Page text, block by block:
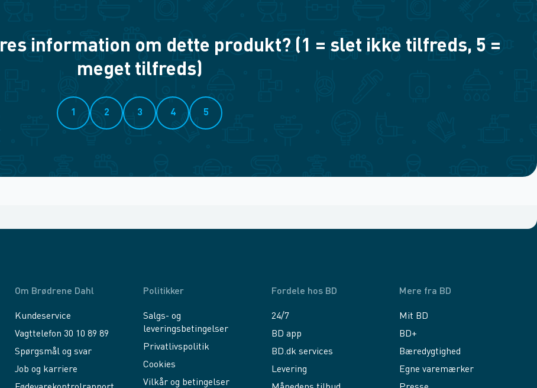
information om dette produkt? (1 = slet ikke tilfreds, 5 =
meget tilfreds)
1 2 3 4 5
Om Brødrene Dahl
Kundeservice
Vagttelefon 30 10 89 89
Spørgsmål og svar
Job og karriere
Politikker
Salgs- og
leveringsbetingelser
Privatlivspolitik
Cookies
Vilkår og betingelser
Fordele hos BD
24/7
BD app
BD.dk services
Levering
Mere fra BD
Mit BD
BD+
Bæredygtighed
Egne varemærker